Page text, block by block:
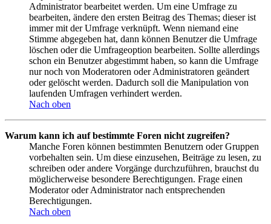
Administrator bearbeitet werden. Um eine Umfrage zu
bearbeiten, ändere den ersten Beitrag des Themas; dieser ist
immer mit der Umfrage verknüpft. Wenn niemand eine
Stimme abgegeben hat, dann können Benutzer die Umfrage
löschen oder die Umfrageoption bearbeiten. Sollte allerdings
schon ein Benutzer abgestimmt haben, so kann die Umfrage
nur noch von Moderatoren oder Administratoren geändert
oder gelöscht werden. Dadurch soll die Manipulation von
laufenden Umfragen verhindert werden.
Nach oben
Warum kann ich auf bestimmte Foren nicht zugreifen?
Manche Foren können bestimmten Benutzern oder Gruppen
vorbehalten sein. Um diese einzusehen, Beiträge zu lesen, zu
schreiben oder andere Vorgänge durchzuführen, brauchst du
möglicherweise besondere Berechtigungen. Frage einen
Moderator oder Administrator nach entsprechenden
Berechtigungen.
Nach oben